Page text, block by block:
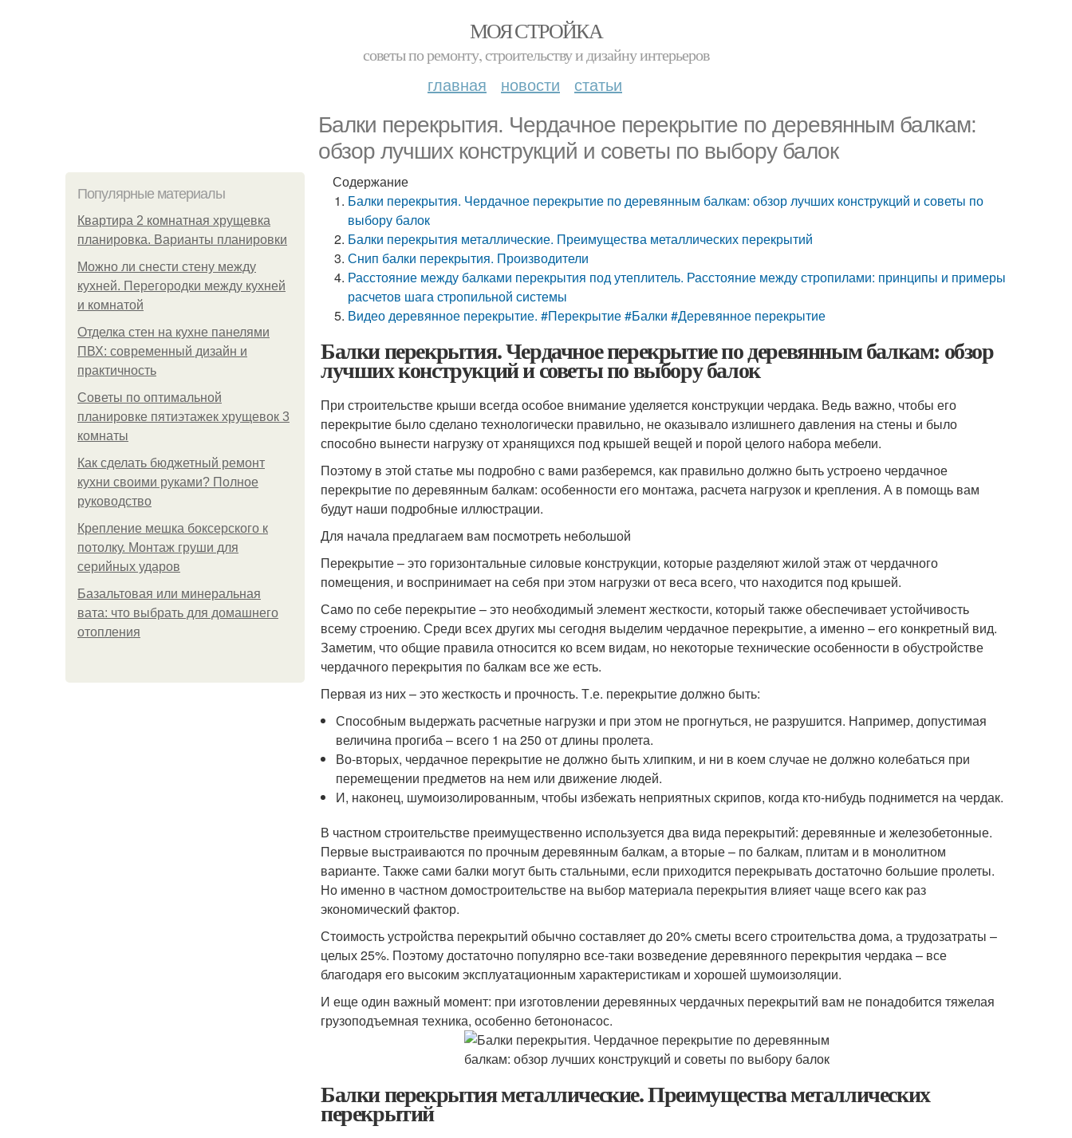
МОЯ СТРОЙКА
советы по ремонту, строительству и дизайну интерьеров
главная новости статьи
Балки перекрытия. Чердачное перекрытие по деревянным балкам:
обзор лучших конструкций и советы по выбору балок
Популярные материалы
Квартира 2 комнатная хрущевка
планировка. Варианты планировки
Можно ли снести стену между
кухней. Перегородки между кухней
и комнатой
Отделка стен на кухне панелями
ПВХ: современный дизайн и
практичность
Советы по оптимальной
планировке пятиэтажек хрущевок 3
комнаты
Как сделать бюджетный ремонт
кухни своими руками? Полное
руководство
Крепление мешка боксерского к
потолку. Монтаж груши для
серийных ударов
Базальтовая или минеральная
вата: что выбрать для домашнего
отопления
Содержание
Балки перекрытия. Чердачное перекрытие по деревянным балкам: обзор лучших конструкций и советы по
выбору балок
Балки перекрытия металлические. Преимущества металлических перекрытий
Снип балки перекрытия. Производители
Расстояние между балками перекрытия под утеплитель. Расстояние между стропилами: принципы и примеры
расчетов шага стропильной системы
Видео деревянное перекрытие. #Перекрытие #Балки #Деревянное перекрытие
Балки перекрытия. Чердачное перекрытие по деревянным балкам: обзор
лучших конструкций и советы по выбору балок
При строительстве крыши всегда особое внимание уделяется конструкции чердака. Ведь важно, чтобы его
перекрытие было сделано технологически правильно, не оказывало излишнего давления на стены и было
способно вынести нагрузку от хранящихся под крышей вещей и порой целого набора мебели.
Поэтому в этой статье мы подробно с вами разберемся, как правильно должно быть устроено чердачное
перекрытие по деревянным балкам: особенности его монтажа, расчета нагрузок и крепления. А в помощь вам
будут наши подробные иллюстрации.
Для начала предлагаем вам посмотреть небольшой
Перекрытие – это горизонтальные силовые конструкции, которые разделяют жилой этаж от чердачного
помещения, и воспринимает на себя при этом нагрузки от веса всего, что находится под крышей.
Само по себе перекрытие – это необходимый элемент жесткости, который также обеспечивает устойчивость
всему строению. Среди всех других мы сегодня выделим чердачное перекрытие, а именно – его конкретный вид.
Заметим, что общие правила относится ко всем видам, но некоторые технические особенности в обустройстве
чердачного перекрытия по балкам все же есть.
Первая из них – это жесткость и прочность. Т.е. перекрытие должно быть:
Способным выдержать расчетные нагрузки и при этом не прогнуться, не разрушится. Например, допустимая
величина прогиба – всего 1 на 250 от длины пролета.
Во-вторых, чердачное перекрытие не должно быть хлипким, и ни в коем случае не должно колебаться при
перемещении предметов на нем или движение людей.
И, наконец, шумоизолированным, чтобы избежать неприятных скрипов, когда кто-нибудь поднимется на чердак.
В частном строительстве преимущественно используется два вида перекрытий: деревянные и железобетонные.
Первые выстраиваются по прочным деревянным балкам, а вторые – по балкам, плитам и в монолитном
варианте. Также сами балки могут быть стальными, если приходится перекрывать достаточно большие пролеты.
Но именно в частном домостроительстве на выбор материала перекрытия влияет чаще всего как раз
экономический фактор.
Стоимость устройства перекрытий обычно составляет до 20% сметы всего строительства дома, а трудозатраты –
целых 25%. Поэтому достаточно популярно все-таки возведение деревянного перекрытия чердака – все
благодаря его высоким эксплуатационным характеристикам и хорошей шумоизоляции.
И еще один важный момент: при изготовлении деревянных чердачных перекрытий вам не понадобится тяжелая
грузоподъемная техника, особенно бетононасос.
Балки перекрытия металлические. Преимущества металлических
перекрытий